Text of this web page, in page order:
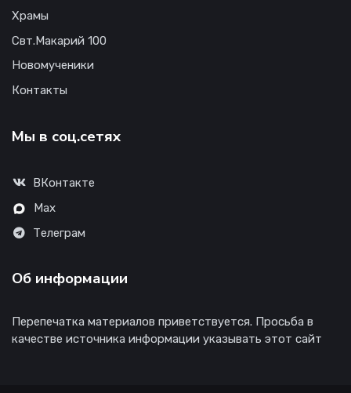
Храмы
Свт.Макарий 100
Новомученики
Контакты
Мы в соц.сетях
ВКонтакте
Max
Телеграм
Об информации
Перепечатка материалов приветствуется. Просьба в
качестве источника информации указывать этот сайт